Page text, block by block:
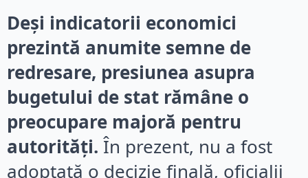
Deși indicatorii economici
prezintă anumite semne de
redresare, presiunea asupra
bugetului de stat rămâne o
preocupare majoră pentru
autorități. În prezent, nu a fost
adoptată o decizie finală, oficialii